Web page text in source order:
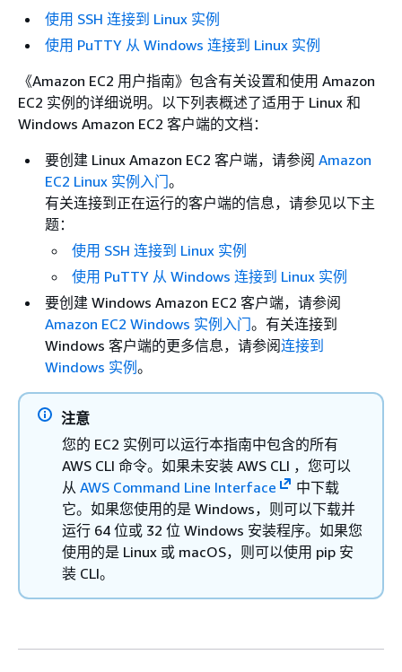
使用 SSH 连接到 Linux 实例
使用 PuTTY 从 Windows 连接到 Linux 实例
《Amazon EC2 用户指南》包含有关设置和使用 Amazon
EC2 实例的详细说明。以下列表概述了适用于 Linux 和
Windows Amazon EC2 客户端的文档：
要创建 Linux Amazon EC2 客户端，请参阅 Amazon
EC2 Linux 实例入门。
有关连接到正在运行的客户端的信息，请参见以下主
题：
使用 SSH 连接到 Linux 实例
使用 PuTTY 从 Windows 连接到 Linux 实例
要创建 Windows Amazon EC2 客户端，请参阅
Amazon EC2 Windows 实例入门。有关连接到
Windows 客户端的更多信息，请参阅连接到
Windows 实例 。
注意
您的 EC2 实例可以运行本指南中包含的所有
AWS CLI 命令。如果未安装 AWS CLI ，您可以
从 AWS Command Line Interface
中下载
它。如果您使用的是 Windows，则可以下载并
运行 64 位或 32 位 Windows 安装程序。如果您
使用的是 Linux 或 macOS，则可以使用 pip 安
装 CLI。